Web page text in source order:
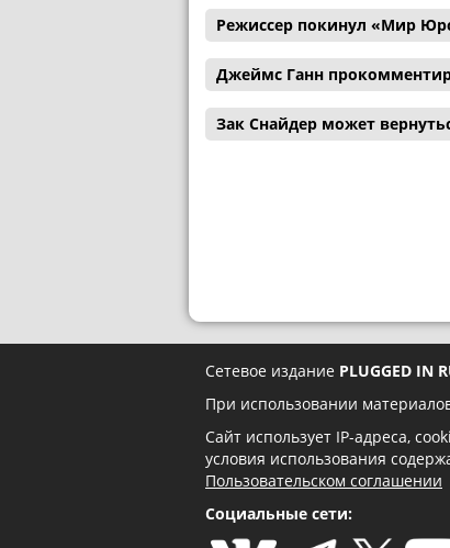
Режиссер покинул «Мир
Джеймс Ганн
Зак Снайдер может
Сетевое издание PLUGGED IN
При использовании
Сайт использует IP-адреса,
условия использования
Пользовательском соглашении
Социальные сети: